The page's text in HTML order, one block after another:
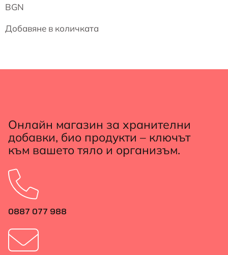
BGN
Добавяне в количката
Онлайн магазин за хранителни
добавки, био продукти – ключът
към вашето тяло и организъм.
0887 077 988